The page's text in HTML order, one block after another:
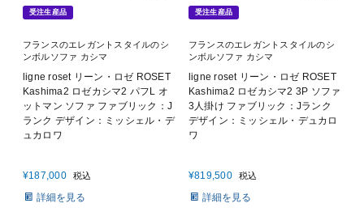
受注生産品
フランスのエレガントスタイルのシ
ンボルソファ カシマ
ligne roset リーン・ロゼ ROSET
Kashima2 ロゼカシマ2 パフL オ
ットマン ソファ ファブリック：J
ランク デザイン：ミッシェル・デ
ュカロワ
¥187,000 税込
詳細を見る
受注生産品
フランスのエレガントスタイルのシ
ンボルソファ カシマ
ligne roset リーン・ロゼ ROSET
Kashima2 ロゼカシマ2 3P ソファ
3人掛け ファブリック：Jランク
デザイン：ミッシェル・デュカロ
ワ
¥819,500 税込
詳細を見る